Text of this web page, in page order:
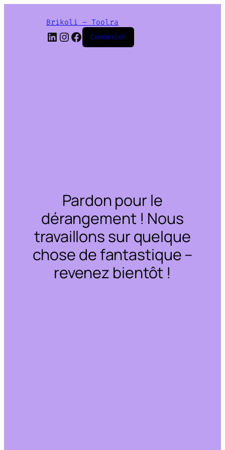
Brikoli – Toolra
LinkedIn
Instagram
Facebook
Connexion
Pardon pour le
dérangement ! Nous
travaillons sur quelque
chose de fantastique –
revenez bientôt !